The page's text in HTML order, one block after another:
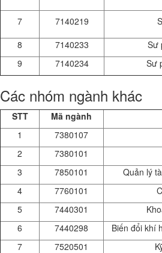
7 7140219
8
7140233
Sư
9
7140234 Sư
Các nhóm ngành khác
STT Mã ngành
1
7380107
2
7380101
3
7850101
Quản lý
4
7760101
5
7440301
6
7440298
Biến đổi khí
7
7520501